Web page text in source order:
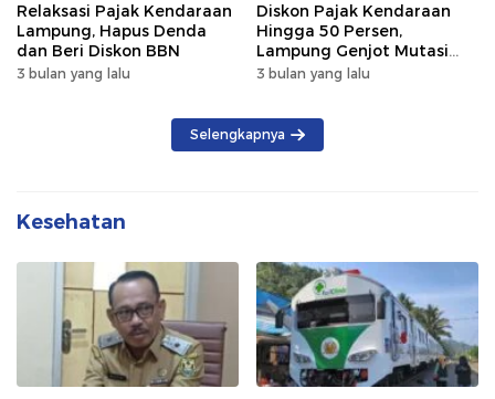
Relaksasi Pajak Kendaraan
Lampung, Hapus Denda
dan Beri Diskon BBN
3 bulan yang lalu
Diskon Pajak Kendaraan
Hingga 50 Persen,
Lampung Genjot Mutasi
Kendaraan Luar Daerah
3 bulan yang lalu
Selengkapnya
Kesehatan